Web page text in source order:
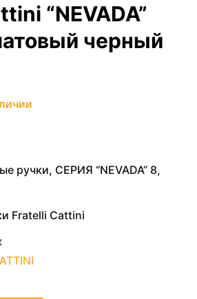
“NEVADA”
черный
ручки, СЕРИЯ “NEVADA” 8,
Fratelli Cattini